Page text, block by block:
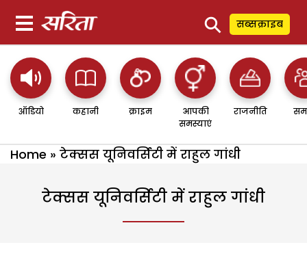
⚲ सब्सक्राइब
ऑडियो कहानी क्राइम
आपकी
समस्याएं
राजनीति
Home » टेक्सस यूनिवर्सिटी में राहुल गांधी
टेक्सस यूनिवर्सिटी में राहुल गांधी